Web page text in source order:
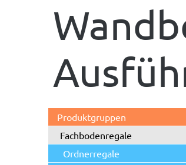
Produktgruppen
Fachbodenregale
Ordnerregale